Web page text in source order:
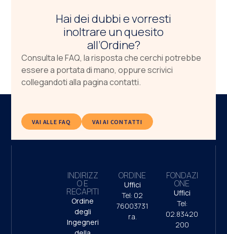
Hai dei dubbi e vorresti
inoltrare un quesito
all’Ordine?
Consulta le FAQ, la risposta che cerchi potrebbe
essere a portata di mano, oppure scrivici
collegandoti alla pagina contatti.
VAI ALLE FAQ VAI AI CONTATTI
INDIRIZZ
O E
RECAPITI
Ordine
degli
Ingegneri
ORDINE
Uffici
Tel: 02
76003731
r.a.
FONDAZI
ONE
Uffici
Tel:
02.83420
200